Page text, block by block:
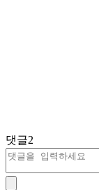
댓글2